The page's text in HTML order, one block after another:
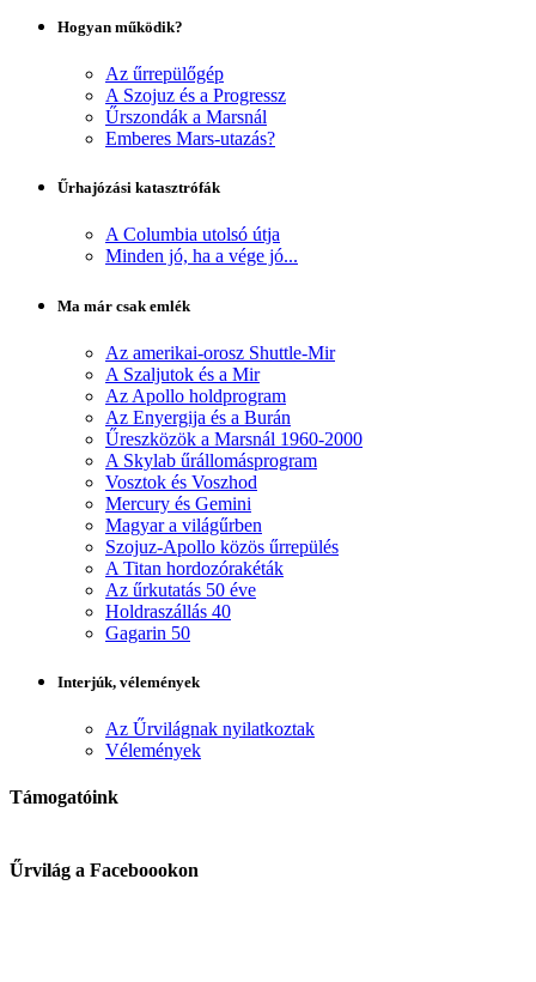
Hogyan működik?
Az űrrepülőgép
A Szojuz és a Progressz
Űrszondák a Marsnál
Emberes Mars-utazás?
Űrhajózási katasztrófák
A Columbia utolsó útja
Minden jó, ha a vége jó...
Ma már csak emlék
Az amerikai-orosz Shuttle-Mir
A Szaljutok és a Mir
Az Apollo holdprogram
Az Enyergija és a Burán
Űreszközök a Marsnál 1960-2000
A Skylab űrállomásprogram
Vosztok és Voszhod
Mercury és Gemini
Magyar a világűrben
Szojuz-Apollo közös űrrepülés
A Titan hordozórakéták
Az űrkutatás 50 éve
Holdraszállás 40
Gagarin 50
Interjúk, vélemények
Az Űrvilágnak nyilatkoztak
Vélemények
Támogatóink
Űrvilág a Faceboookon